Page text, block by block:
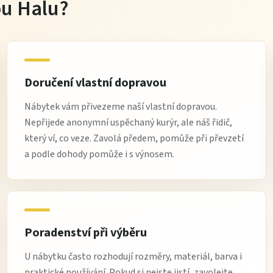
Halu?
Doručení vlastní dopravou
Nábytek vám přivezeme naší vlastní dopravou.
Nepřijede anonymní uspěchaný kurýr, ale náš řidič,
který ví, co veze. Zavolá předem, pomůže při převzetí
a podle dohody pomůže i s výnosem.
Poradenství při výběru
U nábytku často rozhodují rozměry, materiál, barva i